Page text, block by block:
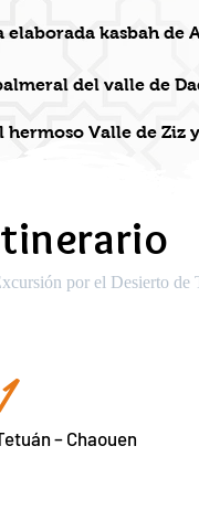
elaborada kasbah de
del valle de
hermoso Valle de Ziz
por el Desierto
– Chaouen